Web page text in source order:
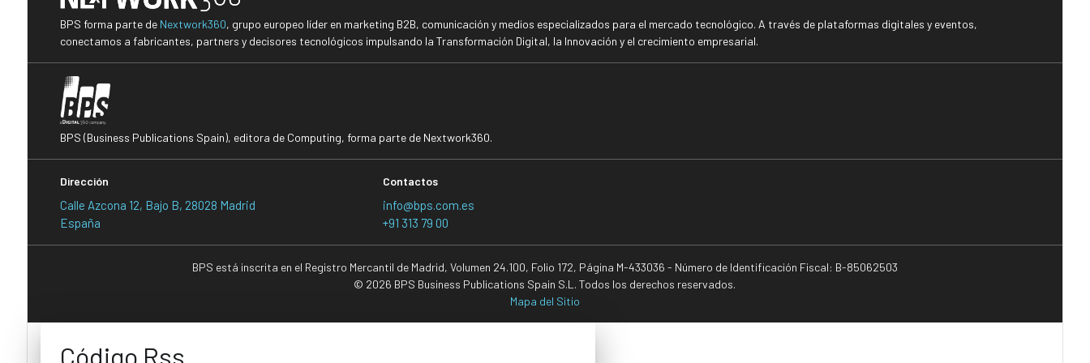
BPS forma parte de Nextwork360, grupo europeo líder en marketing B2B, comunicación y medios especializados para el mercado tecnológico. A través de plataformas digitales y eventos,
conectamos a fabricantes, partners y decisores tecnológicos impulsando la Transformación Digital, la Innovación y el crecimiento empresarial.
BPS (Business Publications Spain), editora de Computing, forma parte de Nextwork360.
Dirección
Calle Azcona 12, Bajo B, 28028 Madrid
España
Contactos
info@bps.com.es
+91 313 79 00
BPS está inscrita en el Registro Mercantil de Madrid, Volumen 24.100, Folio 172, Página M-433036 - Número de Identificación Fiscal: B-85062503
© 2026 BPS Business Publications Spain S.L. Todos los derechos reservados.
Mapa del Sitio
Código Rss